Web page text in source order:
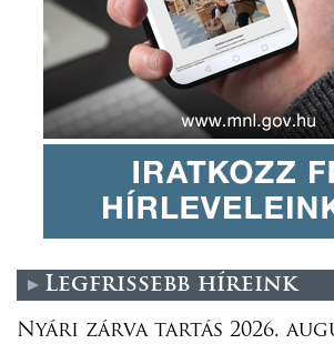
Legfrissebb híreink
Nyári zárva tartás 2026.